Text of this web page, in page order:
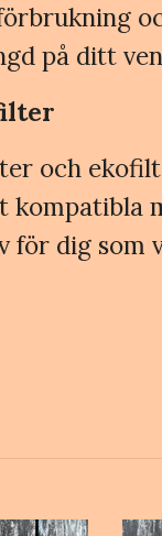
på ditt
och
kompatibla
för dig som